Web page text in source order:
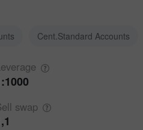
Cent.Standard Accounts
swap